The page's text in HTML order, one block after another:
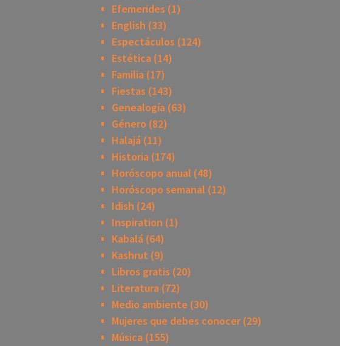
Efemerides (1)
English (33)
Espectáculos (124)
Estética (14)
Familia (17)
Fiestas (143)
Genealogía (63)
Género (82)
Halajá (11)
Historia (174)
Horóscopo anual (48)
Horóscopo semanal (12)
Idish (24)
Inspiration (1)
Kabalá (64)
Kashrut (9)
Libros gratis (20)
Literatura (72)
Medio ambiente (30)
Mujeres que debes conocer(29)
Música (155)